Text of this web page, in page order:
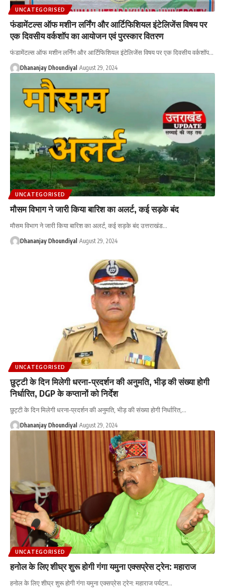
UNCATEGORISED
फंडामेंटल्स ऑफ मशीन लर्निंग और आर्टिफिशियल इंटेलिजेंस विषय पर
एक दिवसीय वर्कशॉप का आयोजन एवं पुरस्कार वितरण
फंडामेंटल्स ऑफ मशीन लर्निंग और आर्टिफिशियल इंटेलिजेंस विषय पर एक दिवसीय वर्कशॉप…
Dhananjay Dhoundiyal August 29, 2024
UNCATEGORISED
मौसम विभाग ने जारी किया बारिश का अलर्ट, कई सड़के बंद
मौसम विभाग ने जारी किया बारिश का अलर्ट, कई सड़के बंद उत्तराखंड…
Dhananjay Dhoundiyal August 29, 2024
UNCATEGORISED
छुट्टी के दिन मिलेगी धरना-प्रदर्शन की अनुमति, भीड़ की संख्या होगी
निर्धारित, DGP के कप्तानों को निर्देश
छुट्टी के दिन मिलेगी धरना-प्रदर्शन की अनुमति, भीड़ की संख्या होगी निर्धारित,…
Dhananjay Dhoundiyal August 29, 2024
UNCATEGORISED
हनोल के लिए शीघ्र शुरू होगी गंगा यमुना एक्सप्रेस ट्रेन: महाराज
हनोल के लिए शीघ्र शुरू होगी गंगा यमुना एक्सप्रेस ट्रेन: महाराज पर्यटन…